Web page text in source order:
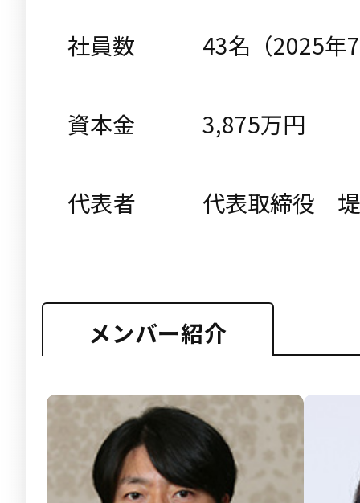
社員数 43名（2025年
資本金 3,875万円
代表者 代表取締役
メンバー紹介